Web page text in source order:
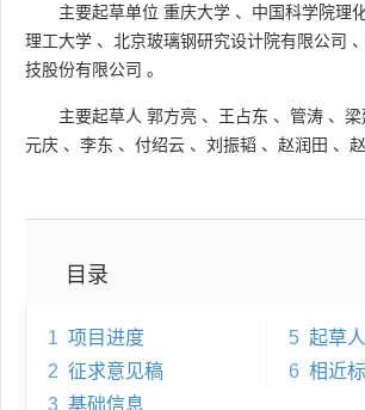
主要起草单位 重庆大学 、 中国科学院理
理工大学 、 北京玻璃钢研究设计院有限公司 、
技股份有限公司 。
主要起草人 郭方亮 、 王占东 、 管涛 、 梁
元庆 、 李东 、 付绍云 、 刘振韬 、 赵润田 、
目录
1 项目进度
2 征求意见稿
3 基础信息
5 起草人
6 相近